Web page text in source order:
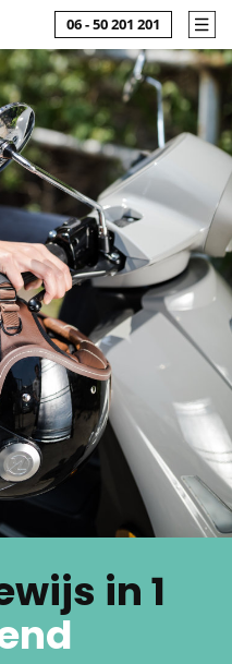
06 - 50 201 201
in 1